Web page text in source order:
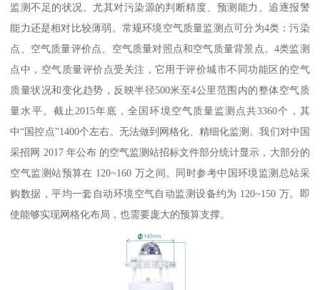
监测不足的状况。尤其对污染源的判断精度、预测能力、追逐报警
能力还是相对比较薄弱。常规环境空气质量监测点可分为4类：污染
点、空气质量评价点、空气质量对照点和空气质量背景点。4类监测
点中，空气质量评价点受关注，它用于评价城市不同功能区的空气
质量状况和变化趋势，反映半径500米至4公里范围内的整体空气质
量水平。截止2015年底，全国环境空气质量监测点共3360个，其
中“国控点”1400个左右。无法做到网格化、精细化监测。我们对中国
采招网 2017 年公布 的空气监测站招标文件部分统计显示，大部分的
空气监测站预算在 120~160 万之间。同时参考中国环境监测总站采
购数据，平均一套自动环境空气自动监测设备约为 120~150 万。即
使能够实现网格化布局，也需要庞大的预算支撑。